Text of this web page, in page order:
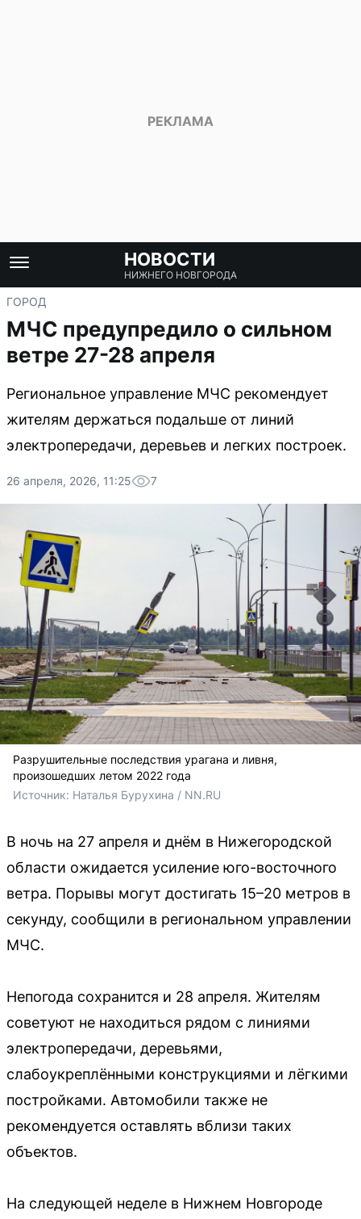
НОВОСТИ
НИЖНЕГО НОВГОРОДА
ГОРОД
МЧС предупредило о сильном
ветре 27-28 апреля
Региональное управление МЧС рекомендует
жителям держаться подальше от линий
электропередачи, деревьев и легких построек.
26 апреля, 2026, 11:25 7
Разрушительные последствия урагана и ливня,
произошедших летом 2022 года
Источник: Наталья Бурухина / NN.RU
В ночь на 27 апреля и днём в Нижегородской
области ожидается усиление юго-восточного
ветра. Порывы могут достигать 15–20 метров в
секунду, сообщили в региональном управлении
МЧС.
Непогода сохранится и 28 апреля. Жителям
советуют не находиться рядом с линиями
электропередачи, деревьями,
слабоукреплёнными конструкциями и лёгкими
постройками. Автомобили также не
рекомендуется оставлять вблизи таких
объектов.
На следующей неделе в Нижнем Новгороде